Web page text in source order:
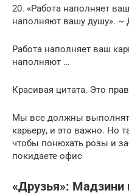
20. «Работа наполняет
наполняют вашу душу».
Работа наполняет ваш
наполняют …
Красивая цитата. Это
Мы все должны
карьеру, и это важно. Но
чтобы понюхать розы и
покидаете офис
«Друзья»: Мадзини